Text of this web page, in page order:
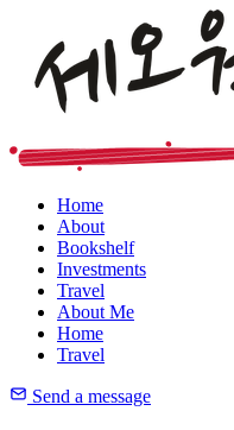
Home
About
Bookshelf
Investments
Travel
About Me
Home
Travel
Send a message